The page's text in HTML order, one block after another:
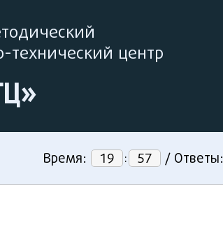
технический центр
Время: 19 : 56 / Ответы: